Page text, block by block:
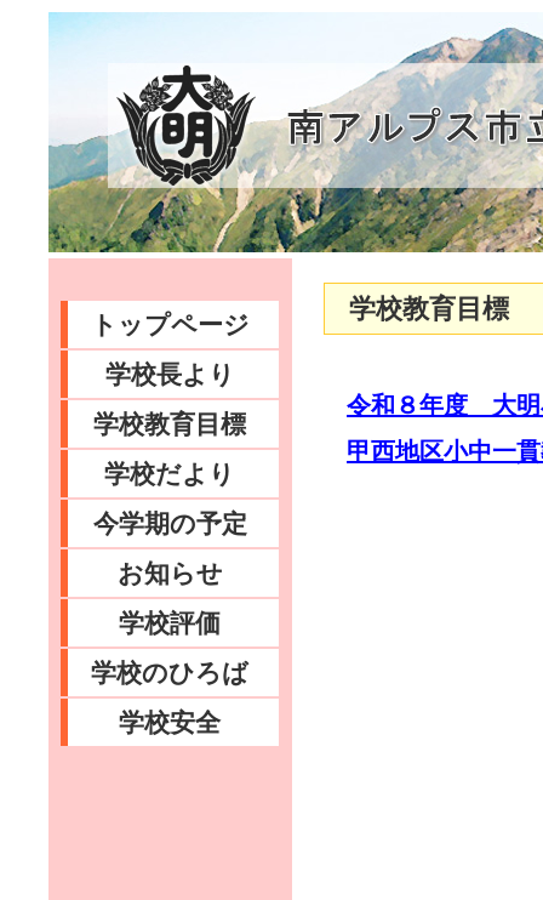
トップページ
学校長より
学校教育目標
学校だより
今学期の予定
お知らせ
学校評価
学校のひろば
学校安全
学校教育目標
令和８年度 大明
甲西地区小中一